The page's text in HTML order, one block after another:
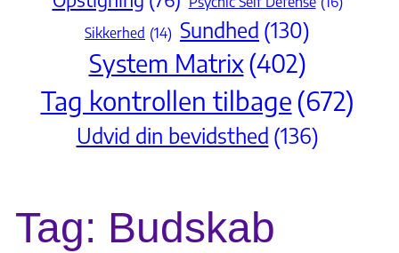
Sikkerhed (14) Sundhed (130)
System Matrix(402)
Tag kontrollen tilbage(672)
Udvid din bevidsthed (136)
Tag: Budskab